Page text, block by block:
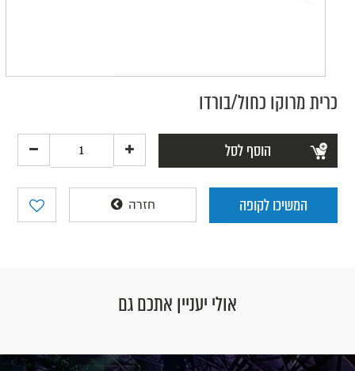
כרית מרוקו כחול/בורדו
הוסף לסל
המשיכו לקופה חזרה
אולי יעניין אתכם גם